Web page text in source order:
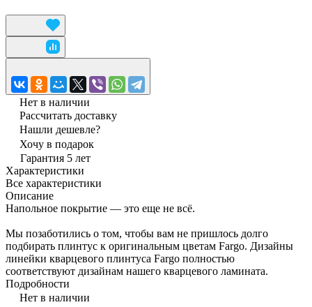
Нет в наличии
Рассчитать доставку
Нашли дешевле?
Хочу в подарок
Гарантия 5 лет
Характеристики
Все характеристики
Описание
Напольное покрытие — это еще не всё.
Мы позаботились о том, чтобы вам не пришлось долго
подбирать плинтус к оригинальным цветам Fargo. Дизайны
линейки кварцевого плинтуса Fargo полностью
соответствуют дизайнам нашего кварцевого ламината.
Подробности
Нет в наличии